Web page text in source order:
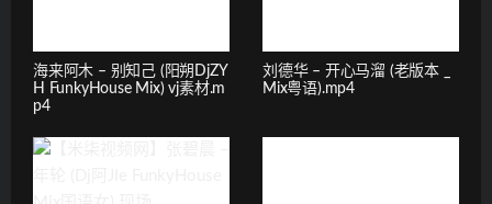
海来阿木 – 别知己 (阳朔DjZY
H FunkyHouse Mix) vj素材.m
p4
刘德华 – 开心马溜 (老版本 _
Mix粤语).mp4